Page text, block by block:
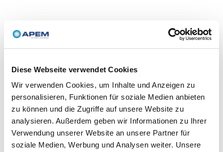
Diese Webseite verwendet Cookies
Wir verwenden Cookies, um Inhalte und Anzeigen zu
personalisieren, Funktionen für soziale Medien anbieten
zu können und die Zugriffe auf unsere Website zu
analysieren. Außerdem geben wir Informationen zu Ihrer
Verwendung unserer Website an unsere Partner für
soziale Medien, Werbung und Analysen weiter. Unsere